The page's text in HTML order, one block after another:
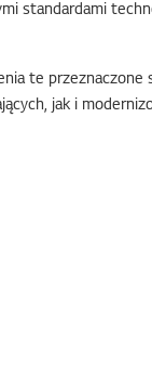
standardami
te przeznaczone
jak i